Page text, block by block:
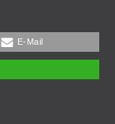
E-Mail